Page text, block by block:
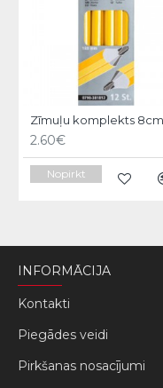
2.60€
Nopirkt
INFORMĀCIJA
Kontakti
Piegādes veidi
Pirkšanas nosacījumi